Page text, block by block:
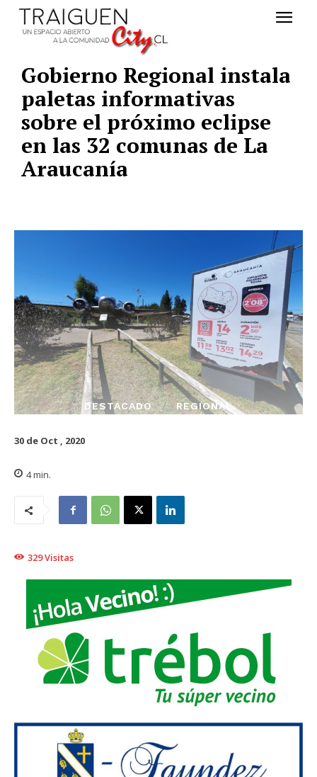
Gobierno Regional instala
paletas informativas
sobre el próximo eclipse
en las 32 comunas de La
Araucanía
DESTACADO REGIONAL
30 de Oct , 2020
4min.
329Visitas